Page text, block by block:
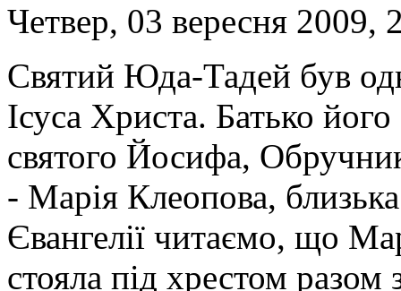
Четвер, 03 вересня 2009,
Святий Юда-Тадей був
Ісуса Христа. Батько
святого Йосифа,
- Марія Клеопова,
Євангелії читаємо, що
стояла під хрестом